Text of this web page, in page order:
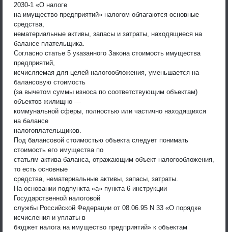
2030-1 «О налоге
на имущество предприятий» налогом облагаются основные
средства,
нематериальные активы, запасы и затраты, находящиеся на
балансе плательщика.
Согласно статье 5 указанного Закона стоимость имущества
предприятий,
исчисляемая для целей налогообложения, уменьшается на
балансовую стоимость
(за вычетом суммы износа по соответствующим объектам)
объектов жилищно —
коммунальной сферы, полностью или частично находящихся
на балансе
налогоплательщиков.
Под балансовой стоимостью объекта следует понимать
стоимость его имущества по
статьям актива баланса, отражающим объект налогообложения,
то есть основные
средства, нематериальные активы, запасы, затраты.
На основании подпункта «а» пункта 6 инструкции
Государственной налоговой
службы Российской Федерации от 08.06.95 N 33 «О порядке
исчисления и уплаты в
бюджет налога на имущество предприятий» к объектам